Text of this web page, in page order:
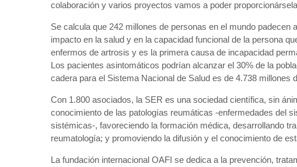
colaboración y varios proyectos vamos a poder
Se calcula que 242 millones de personas en el mundo
impacto en la salud y en la capacidad funcional de la persona
enfermos de artrosis y es la primera causa de incapacidad
Los pacientes asintomáticos podrían alcanzar el 30% de la
cadera para el Sistema Nacional de Salud es de 4.738 millones
Con 1.800 asociados, la SER es una sociedad científica, sin
conocimiento de las patologías reumáticas -enfermedades del
sistémicas-, favoreciendo la formación médica, desarrollando
reumatología; y promoviendo la difusión y el conocimiento de
La fundación internacional OAFI se dedica a la prevención,